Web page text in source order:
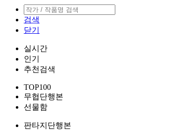
검색
닫기
실시간
인기
추천검색
TOP100
무협단행본
선물함
판타지단행본